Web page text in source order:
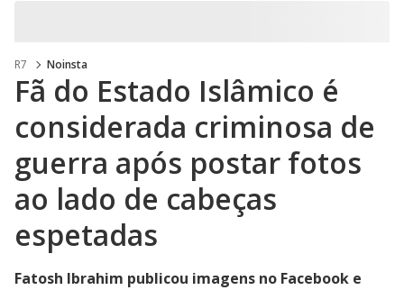
R7 Noinsta
Fã do Estado Islâmico é
considerada criminosa de
guerra após postar fotos
ao lado de cabeças
espetadas
Fatosh Ibrahim publicou imagens no Facebook e